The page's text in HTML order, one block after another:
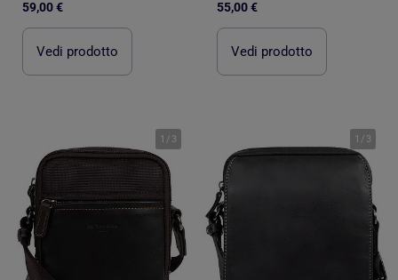
59,00 €
Vedi prodotto
55,00 €
Vedi prodotto
1 / 3 1 / 3